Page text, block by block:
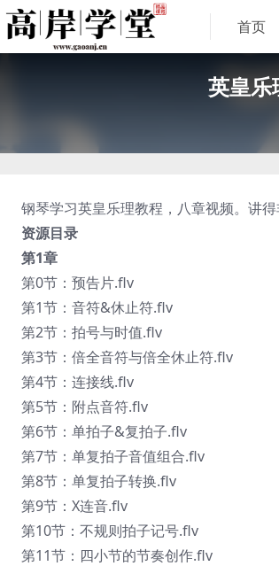
首页
英皇乐
钢琴学习英皇乐理教程，八章视频。讲得
资源目录
第1章
第0节：预告片.flv
第1节：音符&休止符.flv
第2节：拍号与时值.flv
第3节：倍全音符与倍全休止符.flv
第4节：连接线.flv
第5节：附点音符.flv
第6节：单拍子&复拍子.flv
第7节：单复拍子音值组合.flv
第8节：单复拍子转换.flv
第9节：X连音.flv
第10节：不规则拍子记号.flv
第11节：四小节的节奏创作.flv